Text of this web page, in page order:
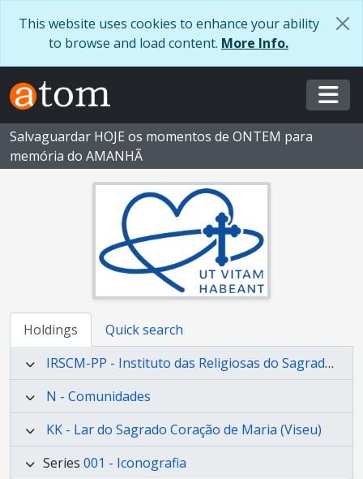
This website uses cookies to enhance your ability
to browse and load content. More Info.
Salvaguardar HOJE os momentos de ONTEM para
memória do AMANHÃ
Holdings
Quick search
IRSCM-PP - Instituto das Religiosas do Sagrado Coração de Maria - Província Portuguesa
N - Comunidades
KK - Lar do Sagrado Coração de Maria (Viseu)
Series 001 - Iconografia